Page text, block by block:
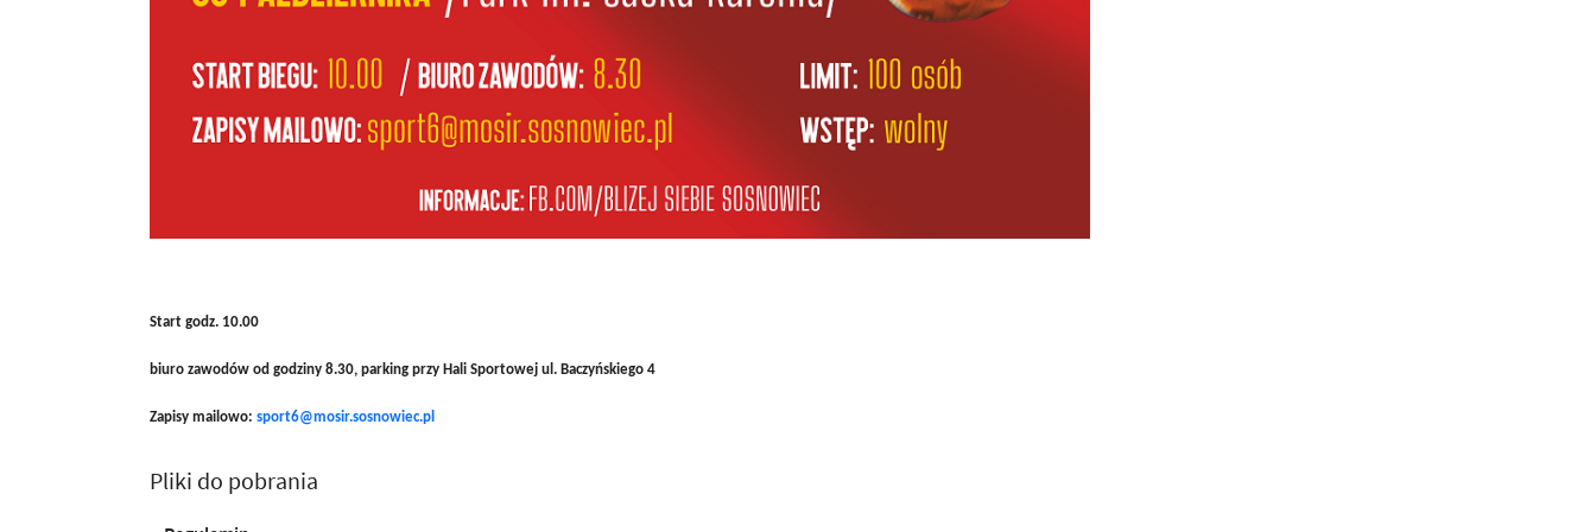
Start godz. 10.00
biuro zawodów od godziny 8.30, parking przy Hali Sportowej ul. Baczyńskiego 4
Zapisy mailowo: sport6@mosir.sosnowiec.pl
Pliki do pobrania